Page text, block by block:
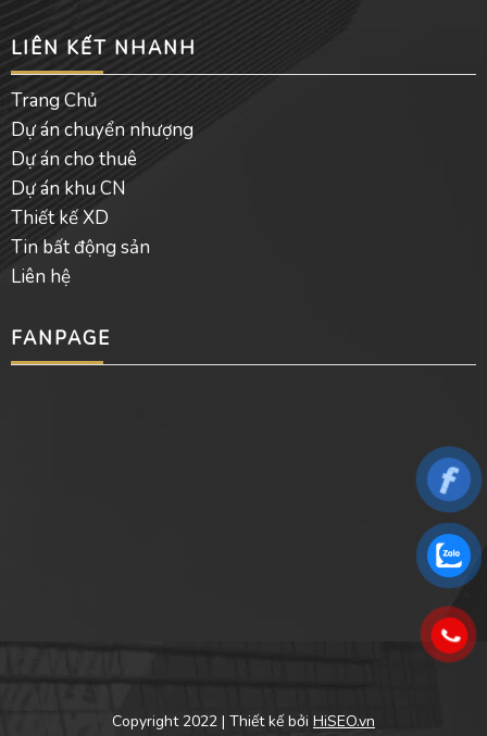
LIÊN KẾT NHANH
Trang Chủ
Dự án chuyển nhượng
Dự án cho thuê
Dự án khu CN
Thiết kế XD
Tin bất động sản
Liên hệ
FANPAGE
Copyright 2022 | Thiết kế bởi HiSEO.vn